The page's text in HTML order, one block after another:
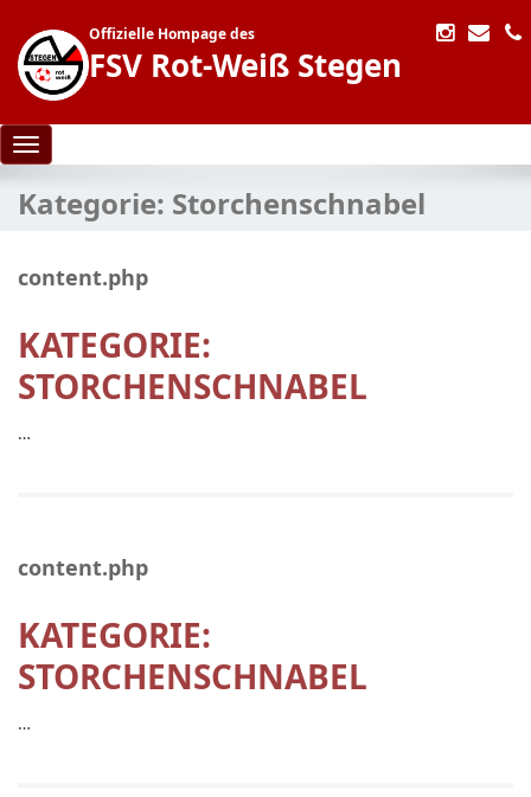
Offizielle Hompage des
FSV Rot-Weiß Stegen
Toggle navigation
Kategorie: Storchenschnabel
content.php
KATEGORIE:
STORCHENSCHNABEL
…
content.php
KATEGORIE:
STORCHENSCHNABEL
…